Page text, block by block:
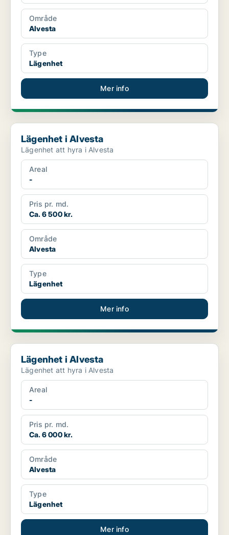
Område
Alvesta
Type
Lägenhet
Mer info
Lägenhet i Alvesta
Lägenhet i Alvesta
Lägenhet att hyra i Alvesta
Areal
-
Pris pr. md.
Ca. 6 500 kr.
Område
Alvesta
Type
Lägenhet
Mer info
Lägenhet i Alvesta
Lägenhet i Alvesta
Lägenhet att hyra i Alvesta
Areal
-
Pris pr. md.
Ca. 6 000 kr.
Område
Alvesta
Type
Lägenhet
Mer info